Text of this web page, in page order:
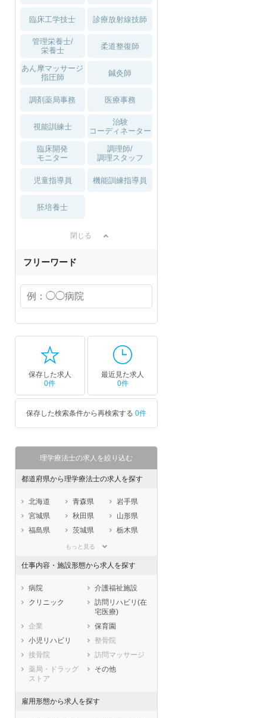
夏～秋入職可
臨床工学技士 診療放射線技師
管理栄養士/
栄養士
柔道整復師
あん摩マッサージ
指圧師
鍼灸師
調剤薬局事務 医療事務
視能訓練士
治験
コーディネーター
臨床開発
モニター
調理師/
調理スタッフ
児童指導員 機能訓練指導員
胚培養士
閉じる
フリーワード
保存した求人
0件
最近見た求人
0件
保存した検索条件から再検索する 0件
理学療法士の求人を絞り込む
都道府県から理学療法士の求人を探す
北海道 青森県
岩手県
宮城県
秋田県
山形県
福島県
茨城県
栃木県
埼玉県
石川県
福井県
岐阜県
静岡県
愛知県
三重県
大阪府
兵庫県
奈良県
鳥取県
島根県
広島県
山口県
徳島県
香川県
愛媛県
熊本県
大分県
もっと見る
仕事内容・施設形態から求人を探す
病院
介護福祉施設
クリニック
訪問リハビリ(在
宅医療)
企業
保育園
小児リハビリ
整骨院
接骨院
訪問マッサージ
薬局・ドラッグ
ストア
その他
雇用形態から求人を探す